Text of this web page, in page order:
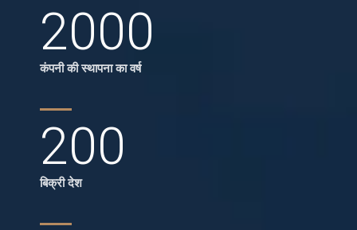
2000
कंपनी की स्थापना का वर्ष
200
बिक्री देश